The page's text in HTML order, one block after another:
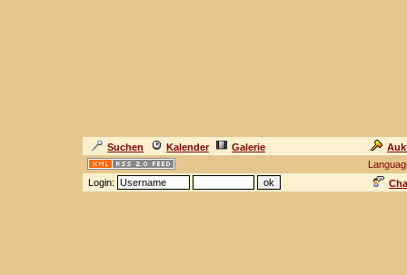
Suchen Kalender Galerie
Login: